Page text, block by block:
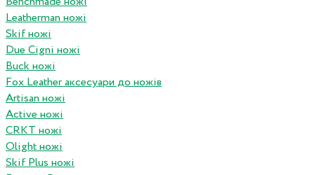
Leatherman ножі
Skif ножі
Due Cigni ножі
Buck ножі
Fox Leather аксесуари до ножів
Artisan ножі
Active ножі
CRKT ножі
Olight ножі
Skif Plus ножі